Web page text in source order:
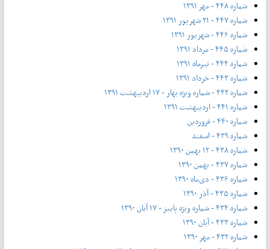
شماره ۴۴۸ - مهر ۱۳۹۱
شماره ۴۴۷ - ۲۱ شهریور ۱۳۹۱
شماره ۴۴۶ - شهریور ۱۳۹۱
شماره ۴۴۵ - مرداد ۱۳۹۱
شماره ۴۴۴ - تیر‌ماه ۱۳۹۱
شماره ۴۴۳ - خرداد ۱۳۹۱
شماره ۴۴۲ - شماره ویژه بهار - ۱۷ اردیبهشت ۱۳۹۱
شماره ۴۴۱ - اردیبهشت ۱۳۹۱
شماره ۴۴۰ - فروردین
شماره ۴۳۹ - اسفند
شماره ۴۳۸ - ۱۲ بهمن ۱۳۹۰
شماره ۴۳۷ - بهمن ۱۳۹۰
شماره ۴۳۶ - دی‌ماه ۱۳۹۰
شماره ۴۳۵ - آذر ۱۳۹۰
شماره ۴۳۴ - شماره ویژه پاییز - ۱۷ آبان ۱۳۹۰
شماره ۴۳۳ - آبان ۱۳۹۰
شماره ۴۳۲ - مهر ۱۳۹۰